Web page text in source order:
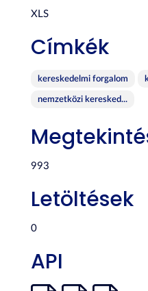
XLS
Címkék
kereskedelmi forgalom
nemzetközi keresked...
993
Letöltések
0
API